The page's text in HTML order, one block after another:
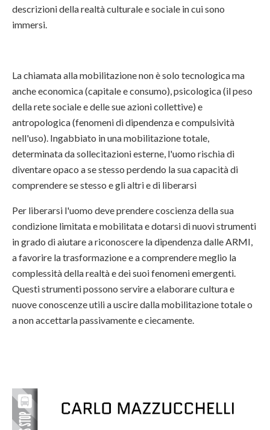
descrizioni della realtà culturale e sociale in cui sono
immersi.
La chiamata alla mobilitazione non è solo tecnologica ma
anche economica (capitale e consumo), psicologica (il peso
della rete sociale e delle sue azioni collettive) e
antropologica (fenomeni di dipendenza e compulsività
nell'uso). Ingabbiato in una mobilitazione totale,
determinata da sollecitazioni esterne, l'uomo rischia di
diventare opaco a se stesso perdendo la sua capacità di
comprendere se stesso e gli altri e di liberarsi
Per liberarsi l'uomo deve prendere coscienza della sua
condizione limitata e mobilitata e dotarsi di nuovi strumenti
in grado di aiutare a riconoscere la dipendenza dalle ARMI,
a favorire la trasformazione e a comprendere meglio la
complessità della realtà e dei suoi fenomeni emergenti.
Questi strumenti possono servire a elaborare cultura e
nuove conoscenze utili a uscire dalla mobilitazione totale o
a non accettarla passivamente e ciecamente.